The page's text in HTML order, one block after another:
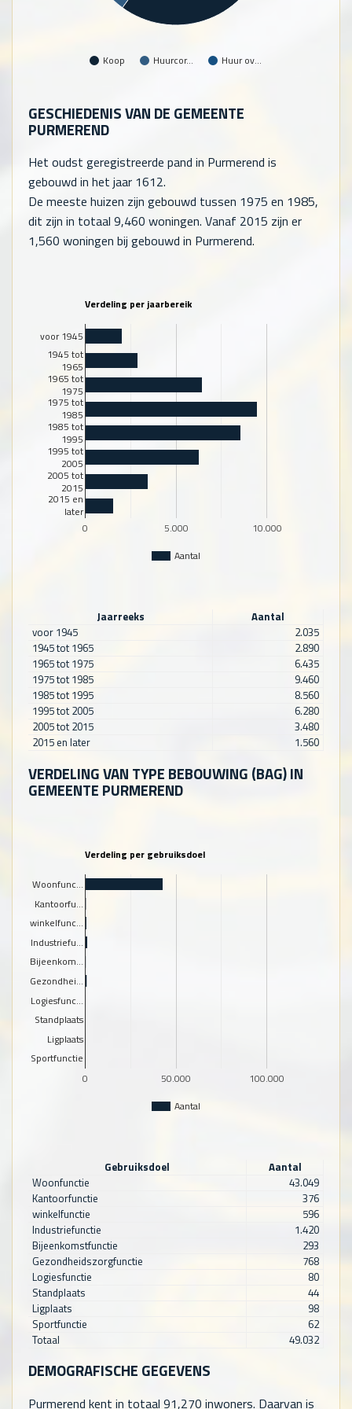
Koop Huurcor… Huur ov…
GESCHIEDENIS VAN DE GEMEENTE
PURMEREND
Het oudst geregistreerde pand in Purmerend is
gebouwd in het jaar 1612.
De meeste huizen zijn gebouwd tussen 1975 en 1985,
dit zijn in totaal 9,460 woningen. Vanaf 2015 zijn er
1,560 woningen bij gebouwd in Purmerend.
Verdeling per jaarbereik
Aantal
0 5.000 10.000
voor 1945
1945 tot
1965
1965 tot
1975
1975 tot
1985
1985 tot
1995
1995 tot
2005
2005 tot
2015
2015 en
later
Jaarreeks
Aantal
voor 1945
2.035
1945 tot 1965
2.890
1965 tot 1975
6.435
1975 tot 1985
9.460
1985 tot 1995
8.560
1995 tot 2005
6.280
2005 tot 2015
3.480
2015 en later
1.560
VERDELING VAN TYPE BEBOUWING (BAG) IN
GEMEENTE PURMEREND
Verdeling per gebruiksdoel
Aantal
0 50.000 100.000
Woonfunc…
Kantoorfu…
winkelfunc…
Industriefu…
Bijeenkom…
Gezondhei…
Logiesfunc…
Standplaats
Ligplaats
Sportfunctie
Gebruiksdoel
Aantal
Woonfunctie
43.049
Kantoorfunctie
376
winkelfunctie
596
Industriefunctie
1.420
Bijeenkomstfunctie
293
Gezondheidszorgfunctie
768
Logiesfunctie
80
Standplaats
44
Ligplaats
98
Sportfunctie
62
Totaal
49.032
DEMOGRAFISCHE GEGEVENS
Purmerend kent in totaal 91,270 inwoners. Daarvan is